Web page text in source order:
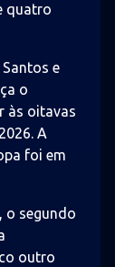
quatro
e
o
às oitavas
A
foi em
o segundo
outro